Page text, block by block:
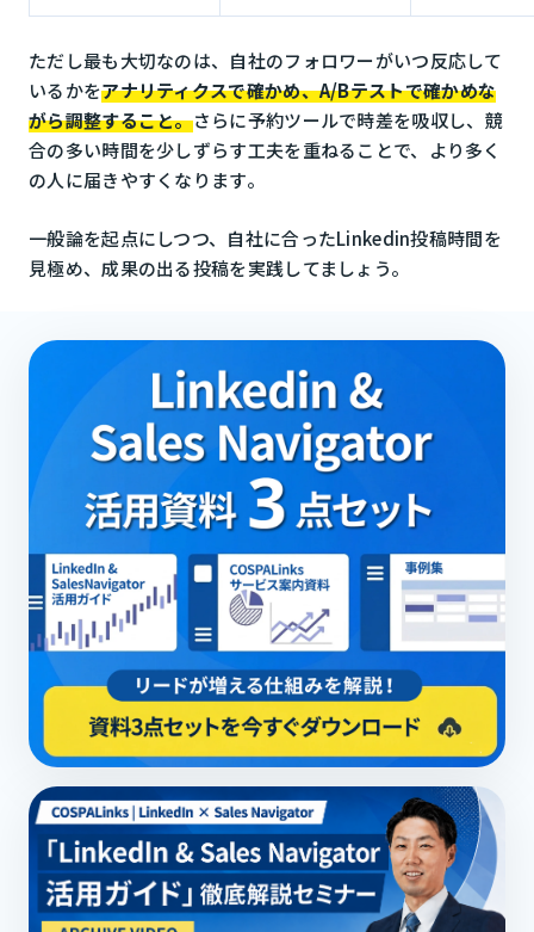
ただし最も大切なのは、自社のフォロワーがいつ反応して
いるかをアナリティクスで確かめ、A/Bテストで確かめな
がら調整すること。さらに予約ツールで時差を吸収し、競
合の多い時間を少しずらす工夫を重ねることで、より多く
の人に届きやすくなります。
一般論を起点にしつつ、自社に合ったLinkedin投稿時間を
見極め、成果の出る投稿を実践してましょう。